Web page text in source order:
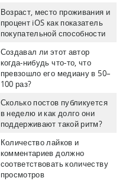
Возраст, место проживания и
процент iOS как показатель
покупательной способности
Создавал ли этот автор
когда-нибудь что-то, что
превзошло его медиану в 50–
100 раз?
Сколько постов публикуется
в неделю и как долго они
поддерживают такой ритм?
Количество лайков и
комментариев должно
соответствовать количеству
просмотров